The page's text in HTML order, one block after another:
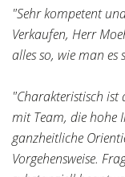
"Sehr kompetent
Verkaufen, Herr
alles so, wie man es
"Charakteristisch
mit Team, die hohe
ganzheitliche
Vorgehensweise.